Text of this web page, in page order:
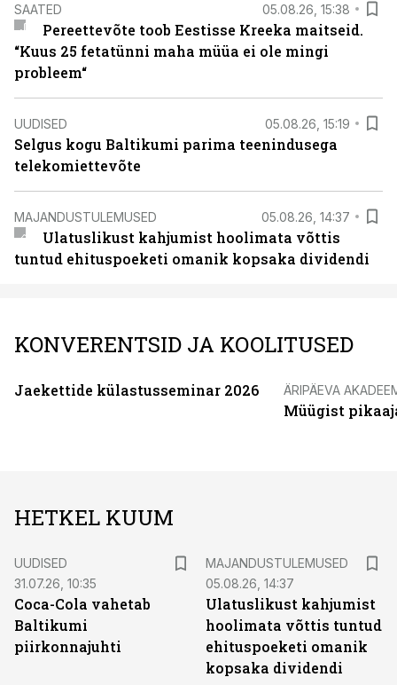
SAATED 05.08.26, 15:38
Pereettevõte toob Eestisse Kreeka maitseid.
“Kuus 25 fetatünni maha müüa ei ole mingi
probleem“
UUDISED 05.08.26, 15:19
Selgus kogu Baltikumi parima teenindusega
telekomiettevõte
MAJANDUSTULEMUSED 05.08.26, 14:37
Ulatuslikust kahjumist hoolimata võttis
tuntud ehituspoeketi omanik kopsaka dividendi
KONVERENTSID JA KOOLITUSED
Jaekettide külastusseminar 2026 ÄRIPÄEVA
Müügist
HETKEL KUUM
UUDISED
31.07.26, 10:35
Coca-Cola vahetab
Baltikumi
piirkonnajuhti
MAJANDUSTULEMUSED
05.08.26, 14:37
Ulatuslikust kahjumist
hoolimata võttis tuntud
ehituspoeketi omanik
kopsaka dividendi